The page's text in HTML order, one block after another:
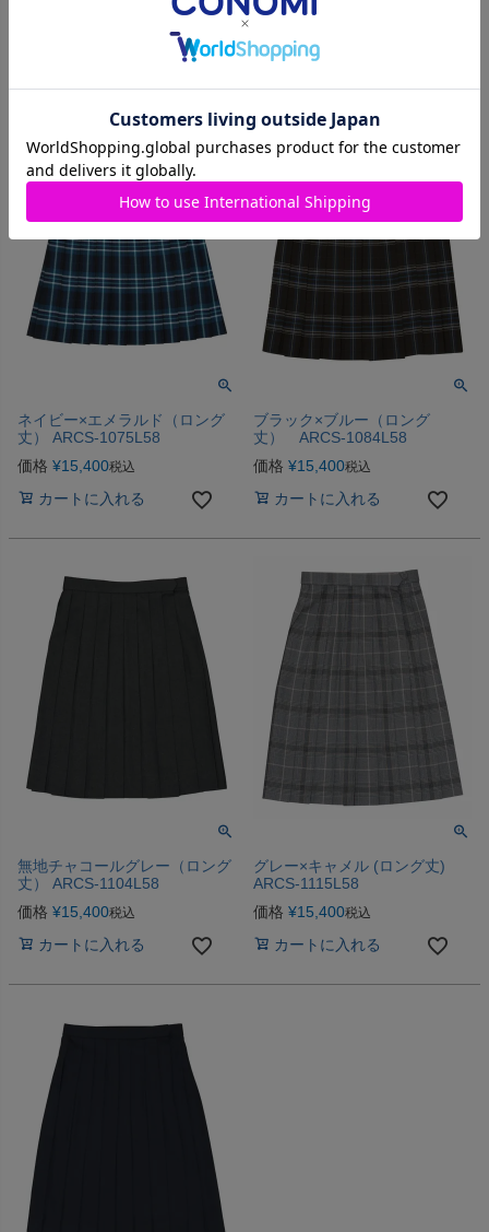
価格
15,400
カートに入れる
ネイビー×エメラルド（ロング
丈） ARCS-1075L58
価格 ¥15,400税込
カートに入れる
ブラック×ブルー（ロング
丈） ARCS-1084L58
価格 ¥15,400税込
カートに入れる
無地チャコールグレー（ロング
丈） ARCS-1104L58
価格 ¥15,400税込
カートに入れる
グレー×キャメル (ロング丈)
ARCS-1115L58
価格 ¥15,400税込
カートに入れる